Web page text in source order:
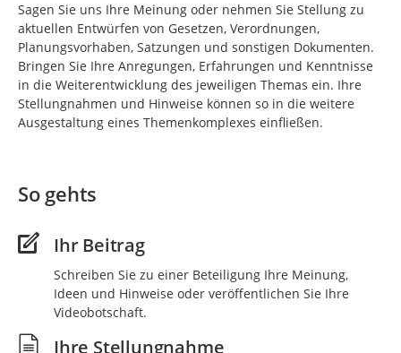
Sagen Sie uns Ihre Meinung oder nehmen Sie Stellung zu
aktuellen Entwürfen von Gesetzen, Verordnungen,
Planungsvorhaben, Satzungen und sonstigen Dokumenten.
Bringen Sie Ihre Anregungen, Erfahrungen und Kenntnisse
in die Weiterentwicklung des jeweiligen Themas ein. Ihre
Stellungnahmen und Hinweise können so in die weitere
Ausgestaltung eines Themenkomplexes einfließen.
So gehts
Ihr Beitrag
Schreiben Sie zu einer Beteiligung Ihre Meinung,
Ideen und Hinweise oder veröffentlichen Sie Ihre
Videobotschaft.
Ihre Stellungnahme